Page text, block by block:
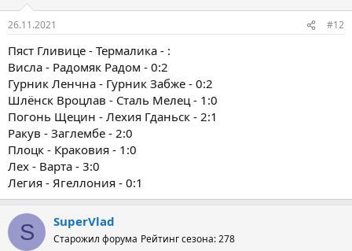
26.11.2021 #12
Пяст Гливице - Термалика - :
Висла - Радомяк Радом - 0:2
Гурник Ленчна - Гурник Забже - 0:2
Шлёнск Вроцлав - Сталь Мелец - 1:0
Погонь Щецин - Лехия Гданьск - 2:1
Ракув - Заглембе - 2:0
Плоцк - Краковия - 1:0
Лех - Варта - 3:0
Легия - Ягеллония - 0:1
S SuperVlad
Старожил форума Рейтинг сезона: 278